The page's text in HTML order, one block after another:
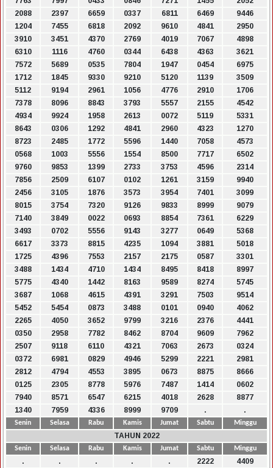
2088
2397 6659 0337 6811 6469
9446
1204
7455 6818 2092 9610 4841
2950
3910
3451 4370 2769 4019 7067
4898
6310
1116 4760 0344 6438 4363
3621
7572
5689 0535 7804 1947 0454
6975
1712
1845 9330 9210 5120 1139
3509
5112
9194 2961 1056 4776 2910
1706
7378
8096 8843 3793 5557 2155
4542
4934
9924 1958 2613 0072 5119
5331
8643
0306 1292 4841 2960 4323
1270
8723
2485 1772 5596 1440 7058
4573
0568
1003 5556 1554 8500 7717
6502
9760
9853 1399 2733 3753 4596
2314
7856
2509 6107 0102 1261 3159
9940
2456
3105 1876 3573 3954 7401
3099
8015
3754 7320 9126 9833 8999
9079
7140
3849 0022 0693 8854 7361
6229
3493
0702 5556 9143 3277 0649
5368
6617
3373 8815 4235 1094 3881
5018
1725
4396 7553 2157 2175 0587
3301
3488
1434 4710 1434 8495 8418
8997
5775
4340 1442 8163 9589 8274
5745
3687
1068 4615 4391 3291 7503
9514
5452
5454 0873 3488 0101 0940
4062
2265
4050 3652 9799 3216 2376
4441
0350
2958 7782 8462 8704 9609
7962
2507
9118 6110 4321 7063 2673
0324
0372
6981 0829 4946 5299 2221
2981
2812
4794 4553 3895 0673 8875
8666
0125
2305 8778 5976 7487 1414
0602
7940
8571 6547 6215 4018 2628
8877
1340
7959 4336 8999 9709 . .
Senin Selasa Rabu Kamis Jumat Sabtu Minggu
TAHUN 2022
Senin Selasa Rabu Kamis Jumat Sabtu Minggu
. . . . . 2222
4409